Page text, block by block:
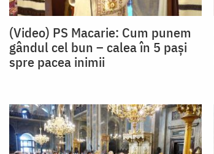
(Video) PS Macarie: Cum punem
gândul cel bun – calea în 5 pași
spre pacea inimii